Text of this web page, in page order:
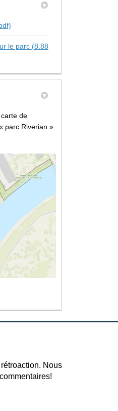
le parc (8.88
de
parc Riverian ».
Nous